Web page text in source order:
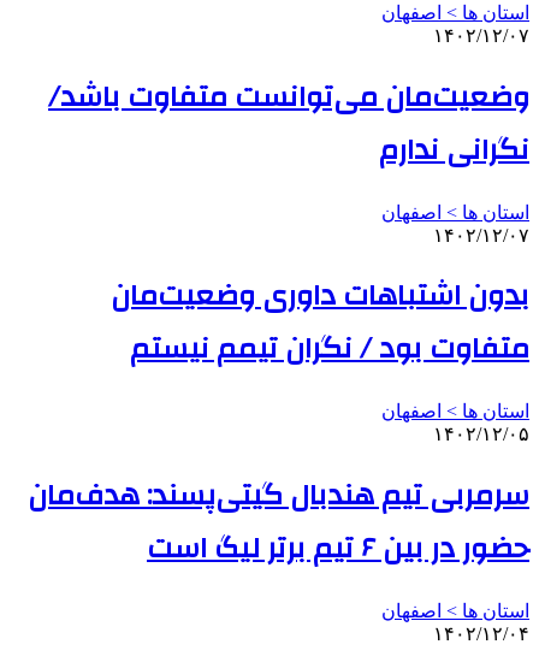
استان ها > اصفهان
۱۴۰۲/۱۲/۰۷
وضعیت‌مان می‌توانست متفاوت باشد/
نگرانی ندارم
استان ها > اصفهان
۱۴۰۲/۱۲/۰۷
بدون اشتباهات داوری وضعیت‌مان
متفاوت بود / نگران تیمم نیستم
استان ها > اصفهان
۱۴۰۲/۱۲/۰۵
سرمربی تیم هندبال گیتی‌پسند: هدف‌مان
حضور در بین ۶ تیم برتر لیگ است
استان ها > اصفهان
۱۴۰۲/۱۲/۰۴